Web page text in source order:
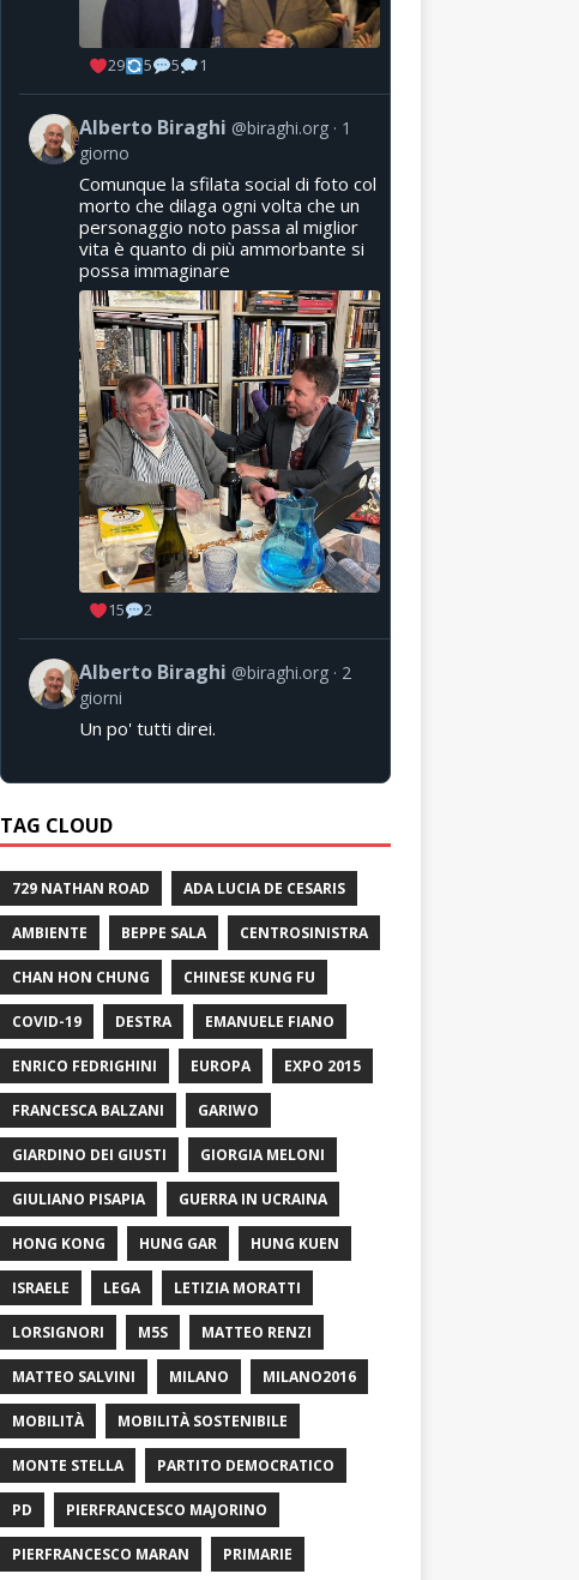
29 5 5 1
Alberto Biraghi @biraghi.org
1
giorno
Comunque la sfilata social di foto col
morto che dilaga ogni volta che un
personaggio noto passa al miglior
vita è quanto di più ammorbante si
possa immaginare
15 2
Alberto Biraghi @biraghi.org
2
giorni
Un po' tutti direi.
TAG CLOUD
729 NATHAN ROAD ADA LUCIA DE CESARIS
AMBIENTE BEPPE SALA CENTROSINISTRA
CHAN HON CHUNG CHINESE KUNG FU
COVID-19 DESTRA EMANUELE FIANO
ENRICO FEDRIGHINI EUROPA EXPO 2015
FRANCESCA BALZANI GARIWO
GIARDINO DEI GIUSTI GIORGIA MELONI
GIULIANO PISAPIA GUERRA IN UCRAINA
HONG KONG HUNG GAR HUNG KUEN
ISRAELE LEGA LETIZIA MORATTI
LORSIGNORI M5S MATTEO RENZI
MATTEO SALVINI MILANO MILANO2016
MOBILITÀ MOBILITÀ SOSTENIBILE
MONTE STELLA PARTITO DEMOCRATICO
PD PIERFRANCESCO MAJORINO
PIERFRANCESCO MARAN PRIMARIE